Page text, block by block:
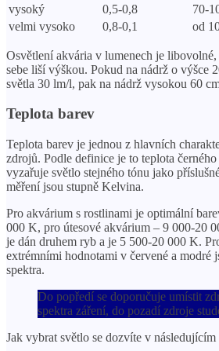
vysoký
0,5-0,8
70-
velmi vysoko
0,8-0,1 od
Osvětlení akvária v lumenech je libovolné,
sebe liší výškou. Pokud na nádrž o výšce
světla 30 lm/l, pak na nádrž vysokou 60
Teplota barev
Teplota barev je jednou z hlavních
zdrojů. Podle definice je to teplota
vyzařuje světlo stejného tónu jako
měření jsou stupně Kelvina.
Pro akvárium s rostlinami je optimální
000 K, pro útesové akvárium – 9 000-20
je dán druhem ryb a je 5 500-20 000 K.
extrémními hodnotami v červené a modré
spektra.
Do popředí se doporučuje umístit
spektra záření, do pozadí zdroje
Jak vybrat světlo se dozvíte v následujícím